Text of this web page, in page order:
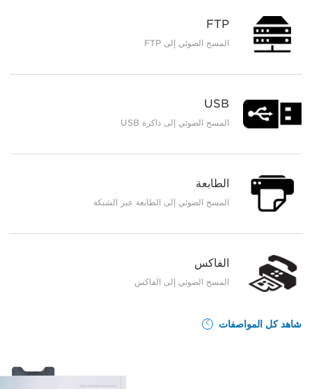
FTP
المسح الضوئي إلى FTP
USB
المسح الضوئي إلى ذاكرة USB
الطابعة
المسح الضوئي إلى الطابعة عبر الشبكة
الفاكس
المسح الضوئي إلى الفاكس
شاهد كل المواصفات